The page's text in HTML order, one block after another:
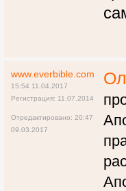
www.everbible.com
15:54 11.04.2017
Регистрация: 11.07.2014
Отредактировано: 20:47
09.03.2017